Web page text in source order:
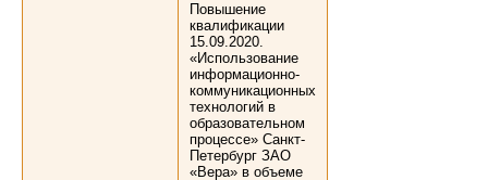
Повышение
квалификации
15.09.2020.
«Использование
информационно-
коммуникационных
технологий в
образовательном
процессе» Санкт-
Петербург ЗАО
«Вера» в объеме